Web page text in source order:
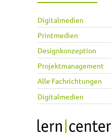
Digitalmedien
Printmedien
Designkonzeption
Projektmanagement
Alle Fachrichtungen
Digitalmedien